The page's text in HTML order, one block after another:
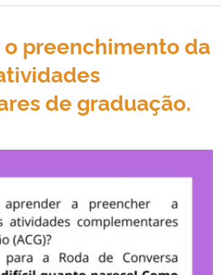
preenchimento da
de graduação.